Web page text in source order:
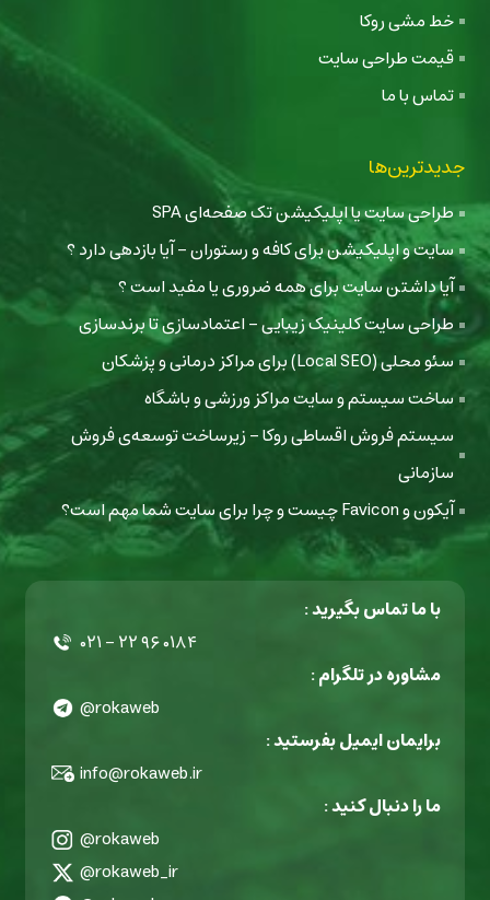
خط مشی روکا
قیمت طراحی سایت
تماس با ما
جدیدترین‌ها
طراحی سایت یا اپلیکیشن تک صفحه‌ای SPA
سایت و اپلیکیشن برای کافه و رستوران - آیا بازدهی دارد ؟
آیا داشتن سایت برای همه ضروری یا مفید است ؟
طراحی سایت کلینیک زیبایی - اعتمادسازی تا برندسازی
سئو محلی (Local SEO) برای مراکز درمانی و پزشکان
ساخت سیستم و سایت مراکز ورزشی و باشگاه
سیستم فروش اقساطی روکا - زیرساخت توسعه‌ی فروش
سازمانی
آیکون و Favicon چیست و چرا برای سایت شما مهم است؟
با ما تماس بگیرید :
۰۲۱ - ۲۲ ۹۶ ۰۱۸۴
مشاوره در تلگرام :
@rokaweb
برایمان ایمیل بفرستید :
info@rokaweb.ir
ما را دنبال کنید :
@rokaweb
@rokaweb_ir